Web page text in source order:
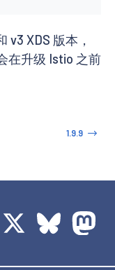
v3 XDS 版本，
在升级 Istio 之前
1.9.9